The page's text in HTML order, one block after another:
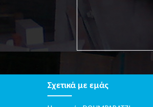
Σχετικά με εμάς